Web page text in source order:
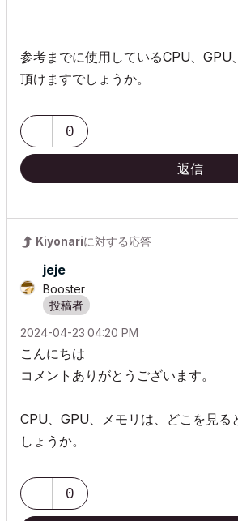
参考までに使用しているCPU、GPU
頂けますでしょうか。
0
返信
Kiyonariに対する応答
jeje
Booster
‎2024-04-23 04:20 PM
こんにちは
コメントありがとうございます。
CPU、GPU、メモリは、どこを見る
しょうか。
0